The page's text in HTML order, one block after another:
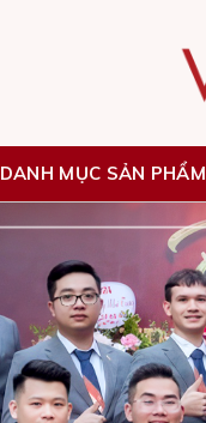
DANH MỤC SẢN PHẨM